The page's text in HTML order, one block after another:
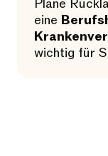
Plane
eine
wichtig für